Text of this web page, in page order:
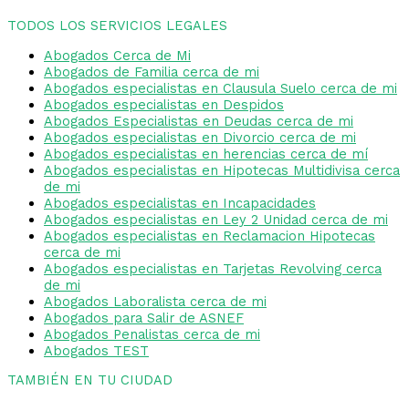
TODOS LOS SERVICIOS LEGALES
Abogados Cerca de Mi
Abogados de Familia cerca de mi
Abogados especialistas en Clausula Suelo cerca de mi
Abogados especialistas en Despidos
Abogados Especialistas en Deudas cerca de mi
Abogados especialistas en Divorcio cerca de mi
Abogados especialistas en herencias cerca de mí
Abogados especialistas en Hipotecas Multidivisa cerca
de mi
Abogados especialistas en Incapacidades
Abogados especialistas en Ley 2 Unidad cerca de mi
Abogados especialistas en Reclamacion Hipotecas
cerca de mi
Abogados especialistas en Tarjetas Revolving cerca
de mi
Abogados Laboralista cerca de mi
Abogados para Salir de ASNEF
Abogados Penalistas cerca de mi
Abogados TEST
TAMBIÉN EN TU CIUDAD